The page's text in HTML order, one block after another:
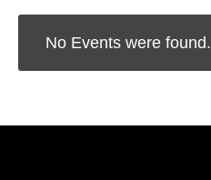
No Events were found.